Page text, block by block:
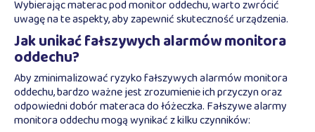
Wybierając materac pod monitor oddechu, warto zwrócić
uwagę na te aspekty, aby zapewnić skuteczność urządzenia.
Jak unikać fałszywych alarmów monitora
oddechu?
Aby zminimalizować ryzyko fałszywych alarmów monitora
oddechu, bardzo ważne jest zrozumienie ich przyczyn oraz
odpowiedni dobór materaca do łóżeczka. Fałszywe alarmy
monitora oddechu mogą wynikać z kilku czynników: